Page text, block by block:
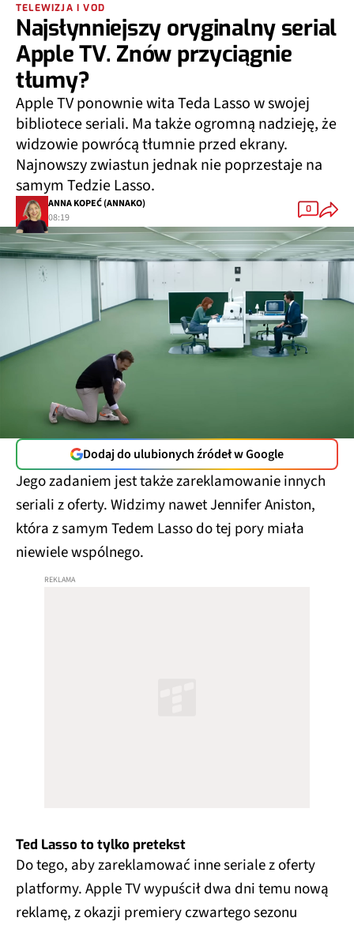
TELEWIZJA I VOD
Najsłynniejszy oryginalny serial
Apple TV. Znów przyciągnie
tłumy?
Apple TV ponownie wita Teda Lasso w swojej
bibliotece seriali. Ma także ogromną nadzieję, że
widzowie powrócą tłumnie przed ekrany.
Najnowszy zwiastun jednak nie poprzestaje na
samym Tedzie Lasso.
ANNA KOPEĆ (ANNAKO)
08:19
0
Dodaj do ulubionych źródeł w Google
Jego zadaniem jest także zareklamowanie innych
seriali z oferty. Widzimy nawet Jennifer Aniston,
która z samym Tedem Lasso do tej pory miała
niewiele wspólnego.
Ted Lasso to tylko pretekst
Do tego, aby zareklamować inne seriale z oferty
platformy. Apple TV wypuścił dwa dni temu nową
reklamę, z okazji premiery czwartego sezonu